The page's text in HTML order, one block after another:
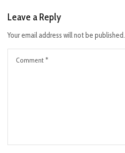
Leave a Reply
Your email address will not be published.